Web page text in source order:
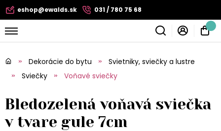
eshop@ewalds.sk 031 / 780 75 68
Dekorácie do bytu
Svietniky, sviečky a lustre
Sviečky
Voňavé sviečky
Bledozelená voňavá sviečka
v tvare gule 7cm